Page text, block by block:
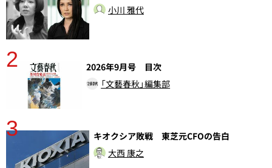
小川 雅代
2
2026年9月号 目次
「文藝春秋」編集部
3
キオクシア敗戦 東芝元CFOの告白
大西 康之